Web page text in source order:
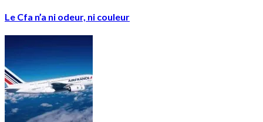
Le Cfa n’a ni odeur, ni couleur